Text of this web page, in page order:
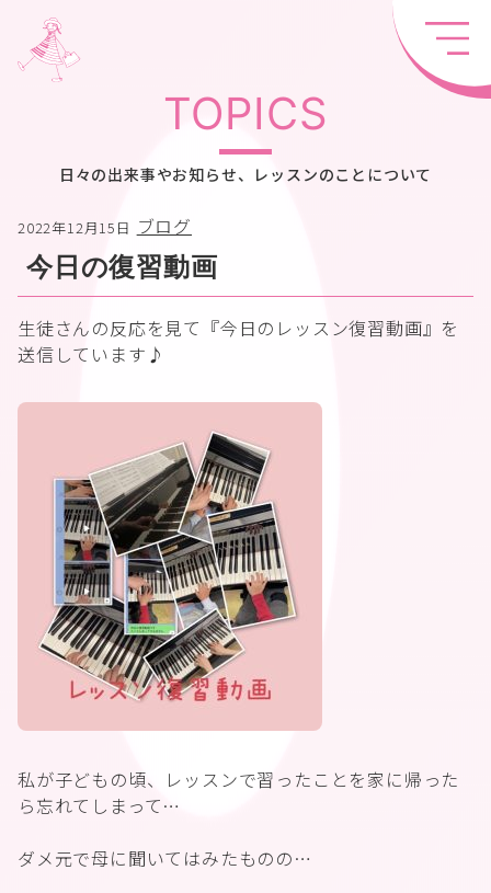
TOPICS
日々の出来事やお知らせ、レッスンのことについて
2022年12月15日 ブログ
今日の復習動画
生徒さんの反応を見て『今日のレッスン復習動画』を
送信しています♪
私が子どもの頃、レッスンで習ったことを家に帰った
ら忘れてしまって…
ダメ元で母に聞いてはみたものの…